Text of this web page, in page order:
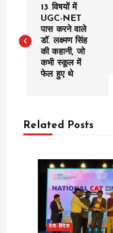
s
a
v
13 विषयों में
UGC-NET
पास करने वाले
डॉ. लक्ष्मण सिंह
की कहानी, जो
कभी स्कूल में
फेल हुए थे
Related Posts
देश-विदेश